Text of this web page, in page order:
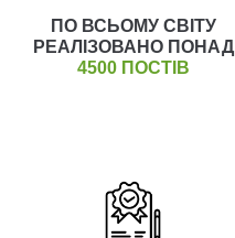
ПО ВСЬОМУ СВІТУ
РЕАЛІЗОВАНО ПОНАД
4500 ПОСТІВ